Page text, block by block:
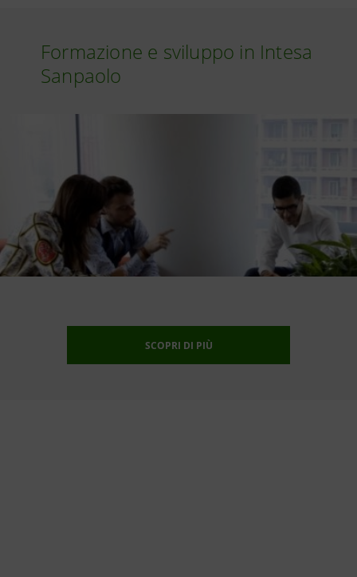
Formazione e sviluppo in Intesa
Sanpaolo
SCOPRI DI PIÙ